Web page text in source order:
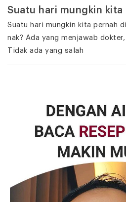
Suatu hari mungkin kita
Suatu hari mungkin kita pernah
nak? Ada yang menjawab
Tidak ada yang salah